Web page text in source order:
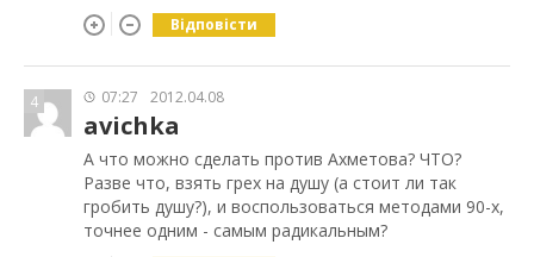
Відповісти
4 07:27 2012.04.08
avichka
А что можно сделать против Ахметова? ЧТО?
Разве что, взять грех на душу (а стоит ли так
гробить душу?), и воспользоваться методами 90-х,
точнее одним - самым радикальным?